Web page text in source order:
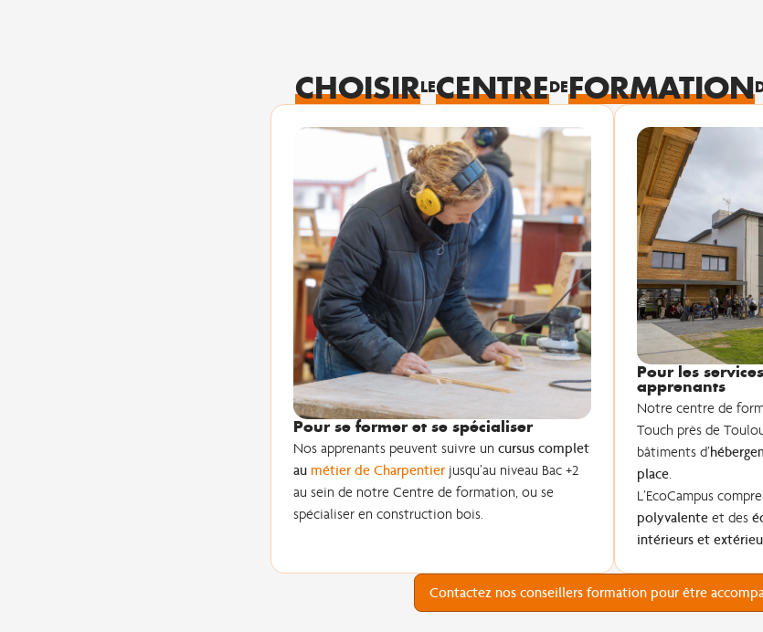
CHOISIRLECENTREDEFORMATION
Pour se former et se spécialiser
Nos apprenants peuvent suivre uncursus complet
aumétier de Charpentier jusqu’au niveau Bac +2
au sein de notre Centre de formation, ou se
spécialiser en construction bois.
Pour les
apprenants
Notre centre de
Touch près de
bâtiments d’
place.
L’EcoCampus
polyvalenteet des
intérieurs et
Contactez nos conseillers formation pour être